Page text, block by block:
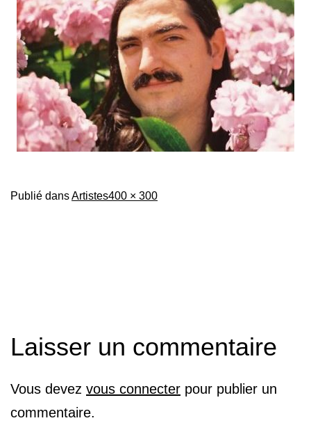
Publié dansArtistesTaille
400 × 300
Laisser un commentaire
Vous devez vous connecter pour publier un
commentaire.